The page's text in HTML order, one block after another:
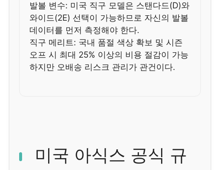
발볼 변수: 미국 직구 모델은 스탠다드(D)와
와이드(2E) 선택이 가능하므로 자신의 발볼
데이터를 먼저 측정해야 한다.
직구 메리트: 국내 품절 색상 확보 및 시즌
오프 시 최대 25% 이상의 비용 절감이 가능
하지만 오배송 리스크 관리가 관건이다.
미국 아식스 공식 규